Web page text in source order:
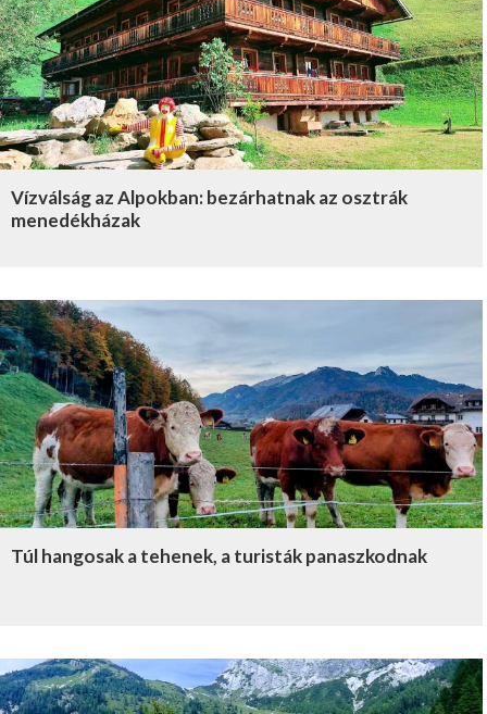
Vízválság az Alpokban: bezárhatnak az osztrák
menedékházak
Túl hangosak a tehenek, a turisták panaszkodnak